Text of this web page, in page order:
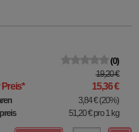
0
19,20 €
* 15,36 €
3,84 €(20%)
51,20 €pro 1 kg